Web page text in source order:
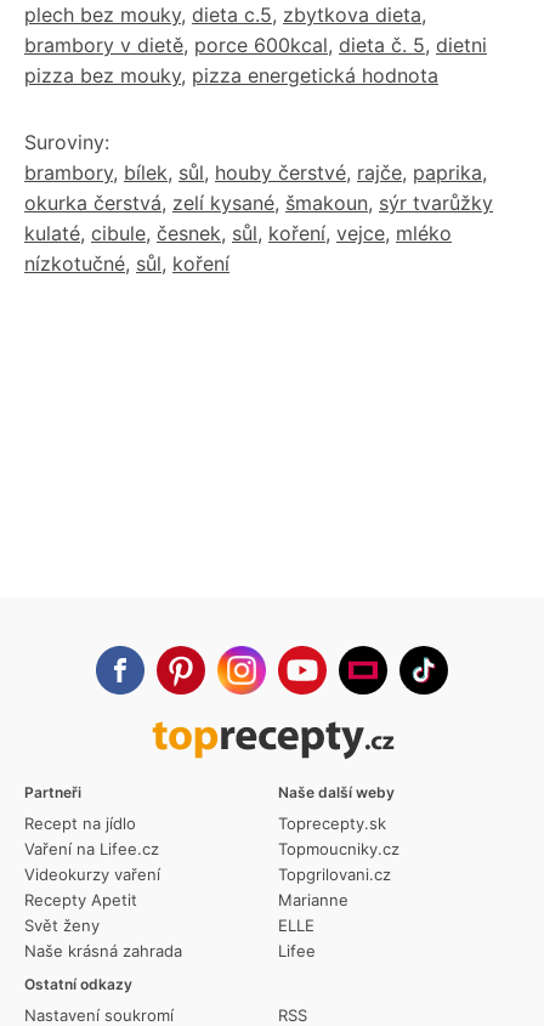
plech bez mouky, dieta c.5, zbytkova dieta,
brambory v dietě, porce 600kcal, dieta č. 5, dietni
pizza bez mouky, pizza energetická hodnota
Suroviny:
brambory, bílek, sůl, houby čerstvé, rajče, paprika,
okurka čerstvá, zelí kysané, šmakoun, sýr tvarůžky
kulaté, cibule, česnek, sůl, koření, vejce, mléko
nízkotučné, sůl, koření
Partneři
Recept na jídlo
Vaření na Lifee.cz
Videokurzy vaření
Recepty Apetit
Svět ženy
Naše krásná zahrada
Ostatní odkazy
Nastavení soukromí
RSS
Naše další weby
Toprecepty.sk
Topmoucniky.cz
Topgrilovani.cz
Marianne
ELLE
Lifee